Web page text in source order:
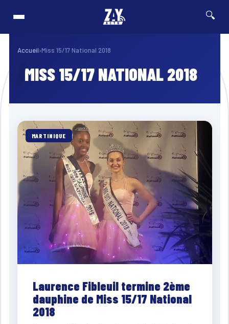
🔍
⚡ Breaking
cycliste de Guadeloupe 2026 : Edwin Nubul décroche un Top 10 lors de la 7ᵉ
Accueil›Miss 15/17 National 2018
MISS 15/17 NATIONAL 2018
MARTINIQUE
Laurence Fibleuil termine 2ème
dauphine de Miss 15/17 National
2018